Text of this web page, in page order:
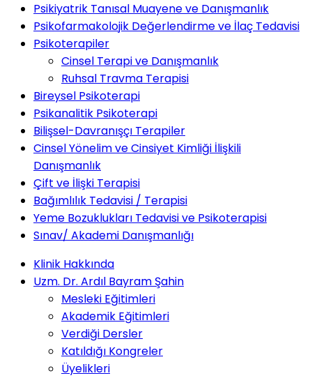
Psikiyatrik Tanısal Muayene ve Danışmanlık
Psikofarmakolojik Değerlendirme ve İlaç Tedavisi
Psikoterapiler
Cinsel Terapi ve Danışmanlık
Ruhsal Travma Terapisi
Bireysel Psikoterapi
Psikanalitik Psikoterapi
Bilişsel-Davranışçı Terapiler
Cinsel Yönelim ve Cinsiyet Kimliği İlişkili
Danışmanlık
Çift ve İlişki Terapisi
Bağımlılık Tedavisi / Terapisi
Yeme Bozuklukları Tedavisi ve Psikoterapisi
Sınav/ Akademi Danışmanlığı
Klinik Hakkında
Uzm. Dr. Ardıl Bayram Şahin
Mesleki Eğitimleri
Akademik Eğitimleri
Verdiği Dersler
Katıldığı Kongreler
Üyelikleri